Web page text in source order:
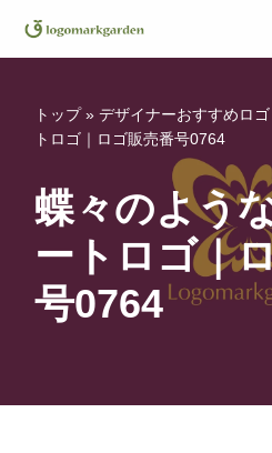
コ
トップ» デザイナーおすすめロゴ
トロゴ｜ロゴ販売番号0764
蝶々のよう
ートロゴ｜
号0764